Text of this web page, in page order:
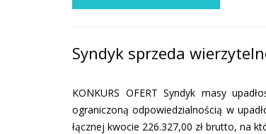
Syndyk sprzeda
KONKURS OFERT Syndyk masy
ograniczoną odpowiedzialnością w
łącznej kwocie 226.327,00 zł brutto, na